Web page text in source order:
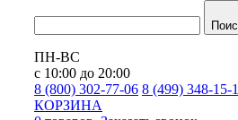
ПН-ВС
с 10:00 до 20:00
8 (800) 302-77-06 8 (499) 348-15-
КОРЗИНА